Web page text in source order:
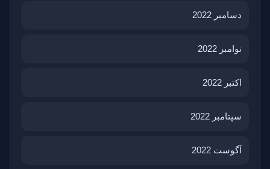
دسامبر 2022
نوامبر 2022
اکتبر 2022
سپتامبر 2022
آگوست 2022